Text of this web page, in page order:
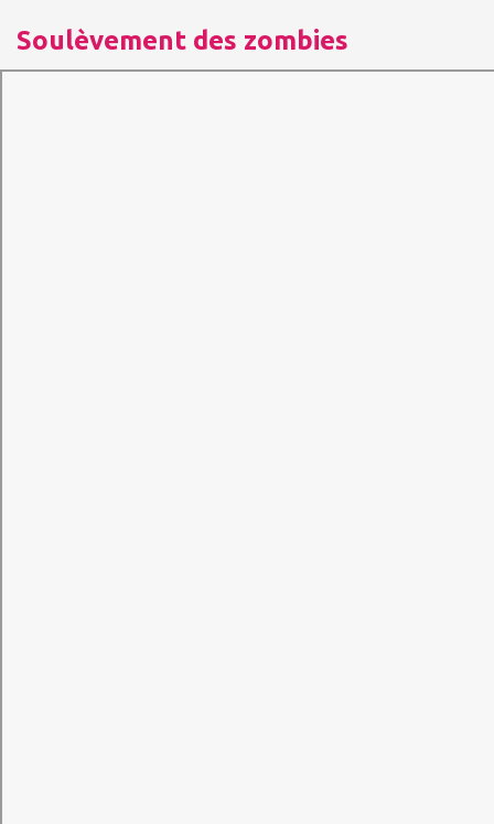
Soulèvement des zombies